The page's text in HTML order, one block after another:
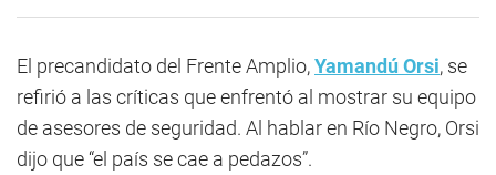
El precandidato del Frente Amplio,Yamandú Orsi, se
refirió a las críticas que enfrentó al mostrar su equipo
de asesores de seguridad. Al hablar en Río Negro, Orsi
dijo que “el país se cae a pedazos”.